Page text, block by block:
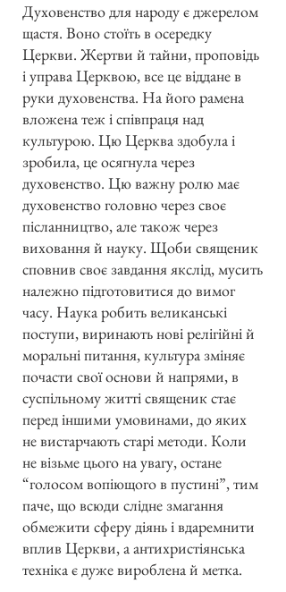
Духовенство для народу є джерелом
щастя. Воно стоїть в осередку
Церкви. Жертви й тайни, проповідь
і управа Церквою, все це віддане в
руки духовенства. На його рамена
вложена теж і співпраця над
культурою. Цю Церква здобула і
зробила, це осягнула через
духовенство. Цю важну ролю має
духовенство головно через своє
післанництво, але також через
виховання й науку. Щоби священик
сповнив своє завдання якслід, мусить
належно підготовитися до вимог
часу. Наука робить великанські
поступи, виринають нові релігійні й
моральні питання, культура зміняє
почасти свої основи й напрями, в
суспільному житті священик стає
перед іншими умовинами, до яких
не вистарчають старі методи. Коли
не візьме цього на увагу, остане
“голосом вопіющого в пустині”, тим
паче, що всюди слідне змагання
обмежити сферу діянь і вдаремнити
вплив Церкви, а антихристіянська
техніка є дуже вироблена й метка.